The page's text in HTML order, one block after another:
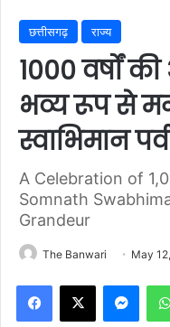
छत्तीसगढ़ राज्य
1000 वर्षों
भव्य रूप से
स्वाभिमान पर्व
A Celebration of
Somnath
Grandeur
The Banwari May
Facebook
X